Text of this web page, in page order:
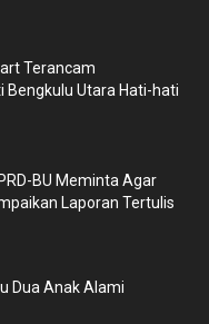
Terancam
Bengkulu Utara Hati-hati
BU Meminta Agar
Laporan Tertulis
Dua Anak Alami